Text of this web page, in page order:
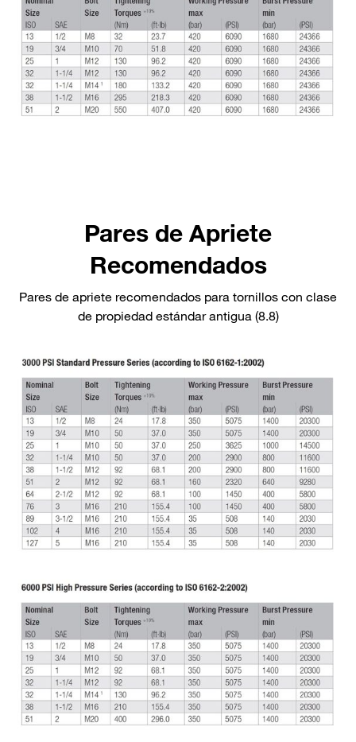
Pares de Apriete
Recomendados
Pares de apriete recomendados para tornillos con clase
de propiedad estándar antigua (8.8)